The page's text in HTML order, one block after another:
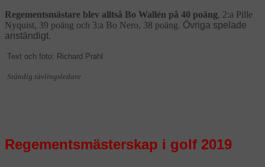
Regementsmästare blev alltså Bo Wallén på 40 poäng, 2:a Pille
Nyquist, 39 poäng och 3:a Bo Nero, 38 poäng. Övriga spelade
anständigt.
Text och foto: Richard Prahl
Ständig tävlingsledare
Regementsmästerskap i golf 2019